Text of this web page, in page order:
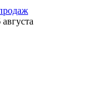
августа